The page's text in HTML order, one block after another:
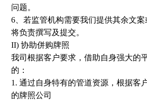
问题。
6、若监管机构需要我们提供其余文
将负责撰写及提交。
II) 协助併购牌照
我司根据客户要求，借助自身强大的
的：
1. 通过自身特有的管道资源，根据客
的牌照公司